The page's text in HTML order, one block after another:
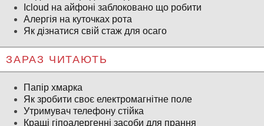
Icloud на айфоні заблоковано що робити
Алергія на куточках рота
Як дізнатися свій стаж для осаго
ЗАРАЗ ЧИТАЮТЬ
Папір хмарка
Як зробити своє електромагнітне поле
Утримувач телефону стійка
Кращі гіпоалергенні засоби для прання